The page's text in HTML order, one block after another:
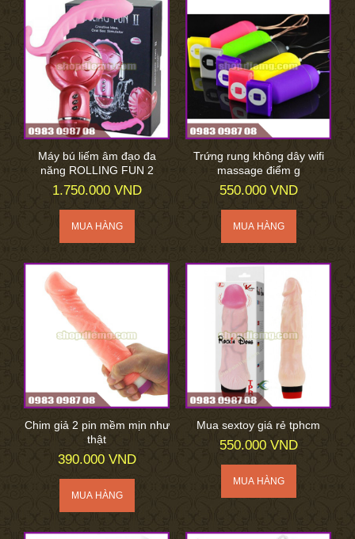
Máy bú liếm âm đạo đa
năng ROLLING FUN 2
1.750.000 VND
Trứng rung không dây wifi
massage điểm g
550.000 VND
Chim giả 2 pin mềm mịn như
thật
390.000 VND
Mua sextoy giá rẻ tphcm
550.000 VND